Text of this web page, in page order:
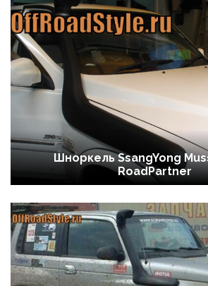
Шноркель SsangYong
RoadPartner